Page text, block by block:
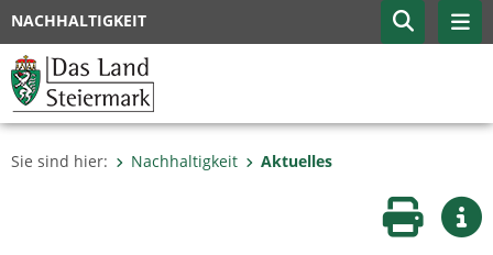
NACHHALTIGKEIT
Sie sind hier: Nachhaltigkeit Aktuelles
Seite